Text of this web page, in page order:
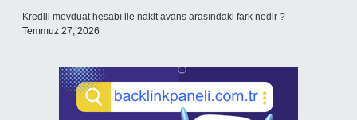
Kredili mevduat hesabı ile nakit avans arasındaki fark nedir ?
Temmuz 27, 2026